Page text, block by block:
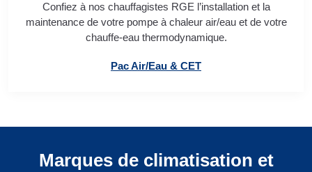
Confiez à nos chauffagistes RGE l’installation et la
maintenance de votre pompe à chaleur air/eau et de votre
chauffe-eau thermodynamique.
Pac Air/Eau & CET
Marques de climatisation et